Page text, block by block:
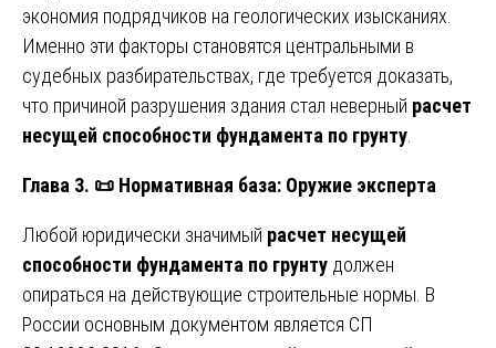
экономия подрядчиков на геологических изысканиях.
Именно эти факторы становятся центральными в
судебных разбирательствах, где требуется доказать,
что причиной разрушения здания стал неверный расчет
несущей способности фундамента по грунту
Глава 3. 📜 Нормативная база: Оружие эксперта
Любой юридически значимый расчет несущей
способности фундамента по грунту должен
опираться на действующие строительные нормы. В
России основным документом является СП